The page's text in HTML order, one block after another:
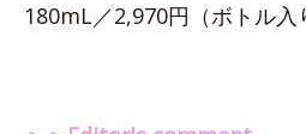
180mL／2,970円（ボトル入